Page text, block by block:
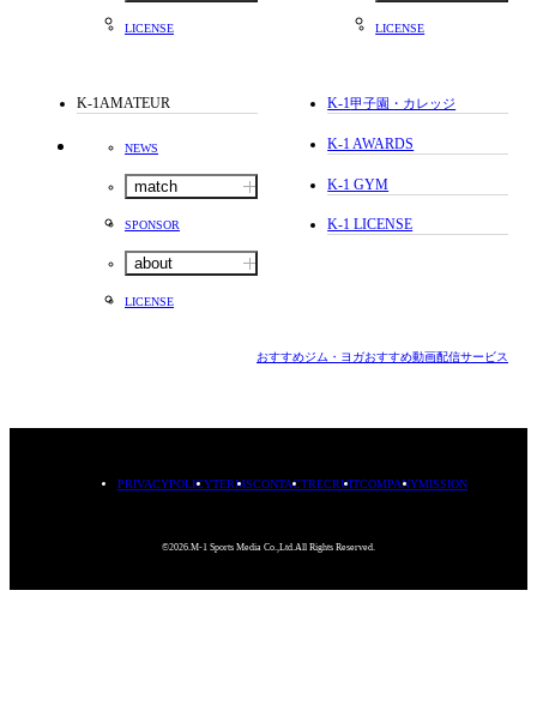
LICENSE LICENSE
K-1AMATEUR
NEWS
match
SPONSOR
about
LICENSE
K-1甲子園・カレッジ
K-1 AWARDS
K-1 GYM
K-1 LICENSE
おすすめジム・ヨガおすすめ動画配信サービス
PRIVACYPOLICYTERMSCONTACTRECRUITCOMPANYMISSION
©2026.M-1 Sports Media Co.,Ltd.All Rights Reserved.